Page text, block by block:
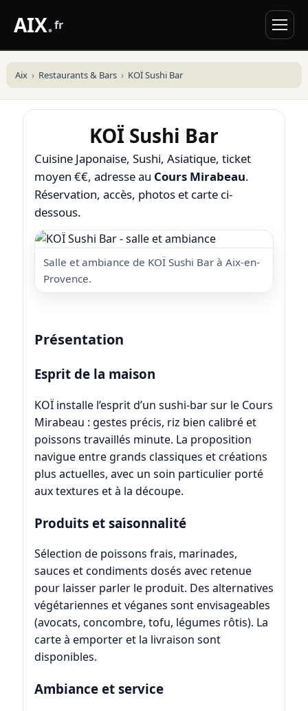
AIX.fr
Aix Restaurants & Bars KOÏ Sushi Bar
KOÏ Sushi Bar
Cuisine Japonaise, Sushi, Asiatique, ticket
moyen €€, adresse au Cours Mirabeau.
Réservation, accès, photos et carte ci-
dessous.
Salle et ambiance de KOÏ Sushi Bar à Aix-en-
Provence.
Présentation
Esprit de la maison
KOÏ installe l’esprit d’un sushi‑bar sur le Cours
Mirabeau : gestes précis, riz bien calibré et
poissons travaillés minute. La proposition
navigue entre grands classiques et créations
plus actuelles, avec un soin particulier porté
aux textures et à la découpe.
Produits et saisonnalité
Sélection de poissons frais, marinades,
sauces et condiments dosés avec retenue
pour laisser parler le produit. Des alternatives
végétariennes et véganes sont envisageables
(avocats, concombre, tofu, légumes rôtis). La
carte à emporter et la livraison sont
disponibles.
Ambiance et service